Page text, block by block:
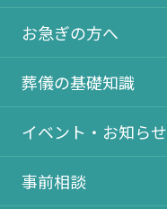
お急ぎの方へ
葬儀の基礎知識
イベント・お知らせ
事前相談